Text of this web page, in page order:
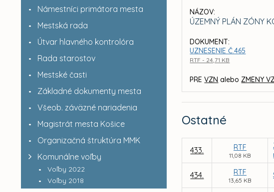
Námestníci primátora mesta
Mestská rada
Útvar hlavného kontrolóra
Rada starostov
Mestské časti
Základné dokumenty mesta
Všeob. záväzné nariadenia
Magistrát mesta Košice
Organizačná štruktúra MMK
Komunálne voľby
Voľby 2022
Voľby 2018
NÁZOV:
ÚZEMNÝ PLÁN ZÓNY
DOKUMENT:
UZNESENIE Č.465
RTF - 24,71 KB
PREVZN aleboZMENY
Ostatné
433. RTF
11,08 KB
434. RTF
13,65 KB